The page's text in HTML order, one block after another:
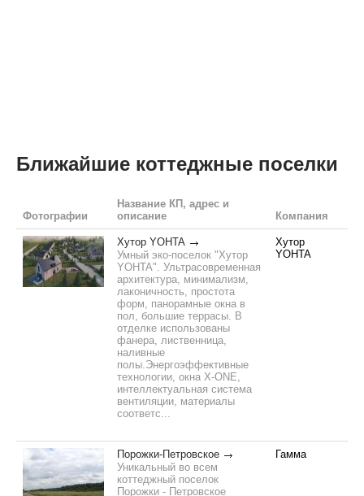
Ближайшие коттеджные поселки
Фотографии
Название КП, адрес и
описание
Компания
Хутор YOHTA
Умный эко-поселок "Хутор
YOHTA". Ультрасовременная
архитектура, минимализм,
лаконичность, простота
форм, панорамные окна в
пол, большие террасы. В
отделке использованы
фанера, лиственница,
наливные
полы.Энергоэффективные
технологии, окна X-ONE,
интеллектуальная система
вентиляции, материалы
соответс...
Хутор
YOHTA
Порожки-Петровское
Уникальный во всем
коттеджный поселок
Порожки - Петровское
Гамма